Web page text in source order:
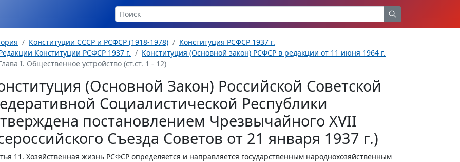
Конституции СССР и РСФСР (1918-1978)
Конституция РСФСР 1937 г.
Конституции РСФСР 1937 г.
Конституция (Основной закон) РСФСР в редакции от 11 июня 1964 г.
I. Общественное устройство (ст.ст. 1 - 12)
(Основной Закон) Российской Советской
Социалистической Республики
постановлением Чрезвычайного XVII
Съезда Советов от 21 января 1937 г.)
11. Хозяйственная жизнь РСФСР определяется и направляется государственным народнохозяйственным